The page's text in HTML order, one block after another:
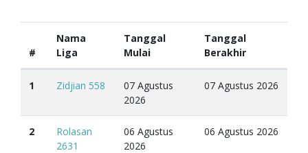
#
Nama
Liga
Tanggal
Mulai
Tanggal
Berakhir
1 Zidjian 558
07 Agustus
2026
07 Agustus 2026
2
Rolasan
2631
06 Agustus
2026
06 Agustus 2026